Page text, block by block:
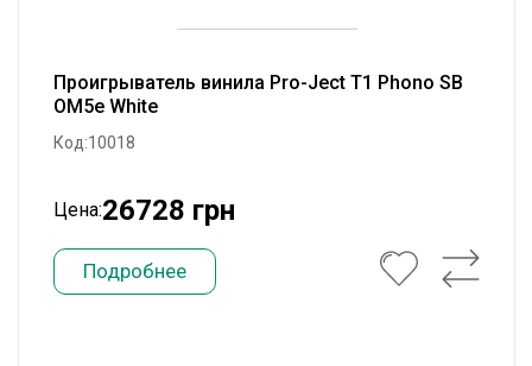
Проигрыватель винила Pro-Ject T1 Phono SB
OM5e White
Код:10018
Цена:26728 грн
Подробнее